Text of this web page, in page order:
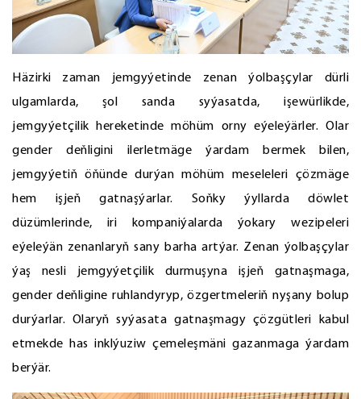
Häzirki zaman jemgyýetinde zenan ýolbaşçylar dürli
ulgamlarda, şol sanda syýasatda, işewürlikde,
jemgyýetçilik hereketinde möhüm orny eýeleýärler. Olar
gender deňligini ilerletmäge ýardam bermek bilen,
jemgyýetiň öňünde durýan möhüm meseleleri çözmäge
hem işjeň gatnaşýarlar. Soňky ýyllarda döwlet
düzümlerinde, iri kompaniýalarda ýokary wezipeleri
eýeleýän zenanlaryň sany barha artýar. Zenan ýolbaşçylar
ýaş nesli jemgyýetçilik durmuşyna işjeň gatnaşmaga,
gender deňligine ruhlandyryp, özgertmeleriň nyşany bolup
durýarlar. Olaryň syýasata gatnaşmagy çözgütleri kabul
etmekde has inklýuziw çemeleşmäni gazanmaga ýardam
berýär.